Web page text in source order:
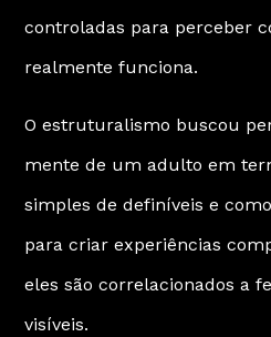
controladas para perceber
realmente funciona.
O estruturalismo buscou
mente de um adulto em
simples de definíveis e
para criar experiências
eles são correlacionados a
visíveis.